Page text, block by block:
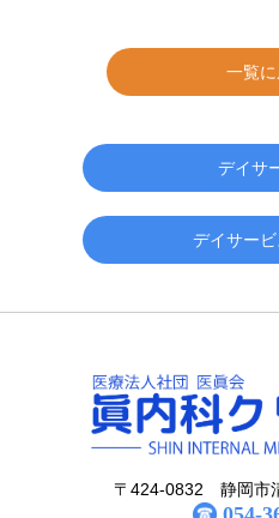
一覧に
デイサ
デイサー
〒424-0832 静岡市